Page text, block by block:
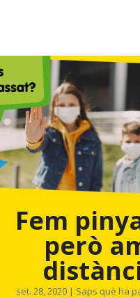
Fem
però
set. 28, 2020| Saps què ha